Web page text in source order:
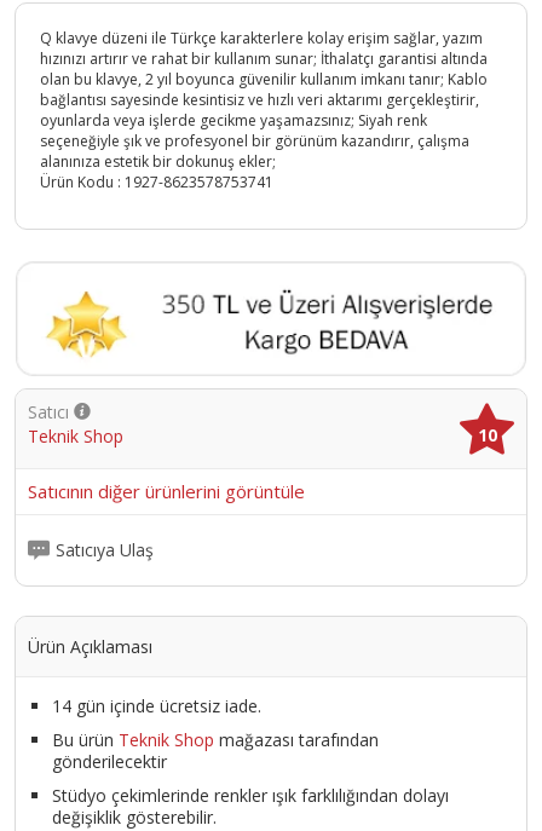
Q klavye düzeni ile Türkçe karakterlere kolay erişim sağlar, yazım
hızınızı artırır ve rahat bir kullanım sunar; İthalatçı garantisi altında
olan bu klavye, 2 yıl boyunca güvenilir kullanım imkanı tanır; Kablo
bağlantısı sayesinde kesintisiz ve hızlı veri aktarımı gerçekleştirir,
oyunlarda veya işlerde gecikme yaşamazsınız; Siyah renk
seçeneğiyle şık ve profesyonel bir görünüm kazandırır, çalışma
alanınıza estetik bir dokunuş ekler;
Ürün Kodu : 1927-8623578753741
Satıcı
Teknik Shop
10
Satıcının diğer ürünlerini görüntüle
Satıcıya Ulaş
Ürün Açıklaması
14 gün içinde ücretsiz iade.
Bu ürün Teknik Shop mağazası tarafından
gönderilecektir
Stüdyo çekimlerinde renkler ışık farklılığından dolayı
değişiklik gösterebilir.